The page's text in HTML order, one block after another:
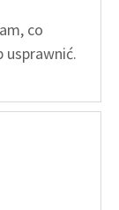
co
usprawnić.